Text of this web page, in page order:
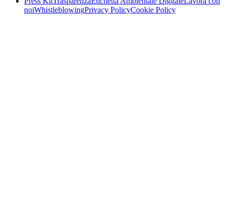
noiWhistleblowingPrivacy PolicyCookie Policy